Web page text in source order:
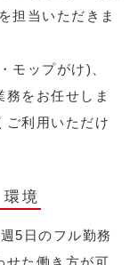
担当いただきま
モップがけ)、
をお任せしま
ご利用いただけ
境
5日のフル勤務